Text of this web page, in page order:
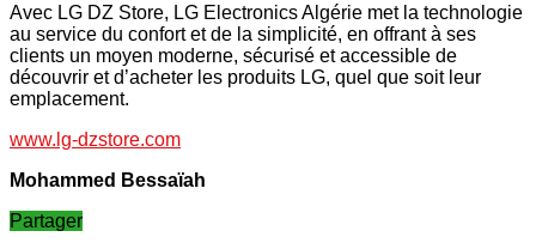
Avec LG DZ Store, LG Electronics Algérie met la technologie
au service du confort et de la simplicité, en offrant à ses
clients un moyen moderne, sécurisé et accessible de
découvrir et d’acheter les produits LG, quel que soit leur
emplacement.
www.lg-dzstore.com
Mohammed Bessaïah
Partager